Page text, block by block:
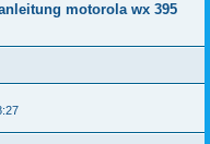
motorola wx 395